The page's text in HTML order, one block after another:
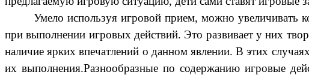
Умело используя игровой прием, можно увеличивать
при выполнении игровых действий. Это развивает у них
наличие ярких впечатлений о данном явлении. В этих
их выполнения.Разнообразные по содержанию игровые